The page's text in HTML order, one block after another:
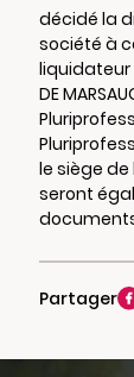
décidé la
société à
liquidateur
DE
le siège
seront
Partager